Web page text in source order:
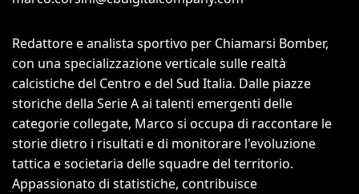
Redattore e analista sportivo per Chiamarsi Bomber,
con una specializzazione verticale sulle realtà
calcistiche del Centro e del Sud Italia. Dalle piazze
storiche della Serie A ai talenti emergenti delle
categorie collegate, Marco si occupa di raccontare le
storie dietro i risultati e di monitorare l'evoluzione
tattica e societaria delle squadre del territorio.
Appassionato di statistiche, contribuisce